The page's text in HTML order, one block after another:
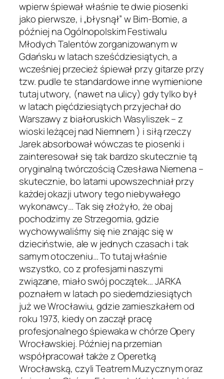
wpierw śpiewał właśnie te dwie piosenki
jako pierwsze, i „błysnął” w Bim-Bomie, a
później na Ogólnopolskim Festiwalu
Młodych Talentów zorganizowanym w
Gdańsku w latach sześćdziesiątych, a
wcześniej przecież śpiewał przy gitarze przy
tzw. pudle te standardowe inne wymienione
tutaj utwory, (nawet na ulicy) gdy tylko był
w latach pięćdziesiątych przyjechał do
Warszawy z białoruskich Wasyliszek – z
wioski leżącej nad Niemnem ) i siłą rzeczy
Jarek absorbował wówczas te piosenki i
zainteresował się tak bardzo skutecznie tą
oryginalną twórczością Czesława Niemena –
skutecznie, bo latami upowszechniał przy
każdej okazji utwory tego niebywałego
wykonawcy… Tak się złożyło, że obaj
pochodzimy ze Strzegomia, gdzie
wychowywaliśmy się nie znając się w
dzieciństwie, ale w jednych czasach i tak
samym otoczeniu… To tutaj właśnie
wszystko, co z profesjami naszymi
związane, miało swój początek… JARKA
poznałem w latach po siedemdziesiątych
już we Wrocławiu, gdzie zamieszkałem od
roku 1973, kiedy on zaczął pracę
profesjonalnego śpiewaka w chórze Opery
Wrocławskiej. Później na przemian
współpracował także z Operetką
Wrocławską, czyli Teatrem Muzycznym oraz